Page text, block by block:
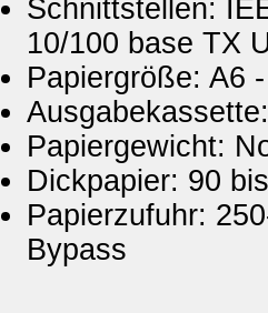
Schnittstellen:
10/100 base TX
Papiergröße: A6
Papiergewicht:
Dickpapier: 90
Papierzufuhr:
Bypass